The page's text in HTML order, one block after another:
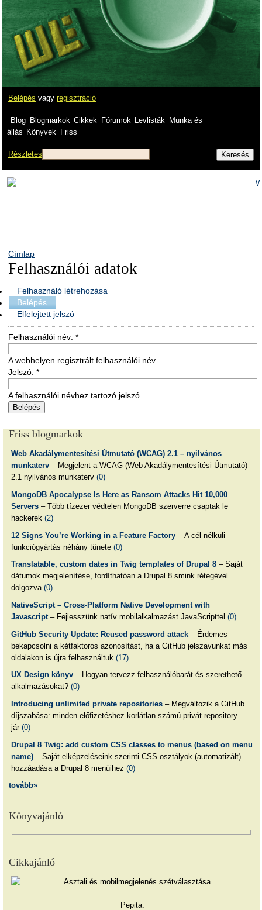
Belépés vagy regisztráció
Blog Blogmarkok Cikkek Fórumok Levlisták
Munka és
állás Könyvek Friss
Részletes
Címlap
Felhasználói adatok
Felhasználó létrehozása
Belépés
Elfelejtett jelszó
Felhasználói név: *
A webhelyen regisztrált felhasználói név.
Jelszó: *
A felhasználói névhez tartozó jelszó.
Friss blogmarkok
Web Akadálymentesítési Útmutató (WCAG) 2.1 – nyilvános
munkaterv– Megjelent a WCAG (Web Akadálymentesítési Útmutató)
2.1 nyilvános munkaterv (0)
MongoDB Apocalypse Is Here as Ransom Attacks Hit 10,000
Servers– Több tízezer védtelen MongoDB szerverre csaptak le
hackerek (2)
12 Signs You’re Working in a Feature Factory– A cél nélküli
funkciógyártás néhány tünete (0)
Translatable, custom dates in Twig templates of Drupal 8– Saját
dátumok megjelenítése, fordíthatóan a Drupal 8 smink rétegével
dolgozva (0)
NativeScript – Cross-Platform Native Development with
Javascript– Fejlesszünk natív mobilalkalmazást JavaScripttel (0)
GitHub Security Update: Reused password attack– Érdemes
bekapcsolni a kétfaktoros azonosítást, ha a GitHub jelszavunkat más
oldalakon is újra felhasználtuk (17)
UX Design könyv– Hogyan tervezz felhasználóbarát és szerethető
alkalmazásokat? (0)
Introducing unlimited private repositories– Megváltozik a GitHub
díjszabása: minden előfizetéshez korlátlan számú privát repository
jár (0)
Drupal 8 Twig: add custom CSS classes to menus (based on menu
name)– Saját elképzeléseink szerinti CSS osztályok (automatizált)
hozzáadása a Drupal 8 menüihez (0)
tovább»
Könyvajánló
Cikkajánló
Pepita: